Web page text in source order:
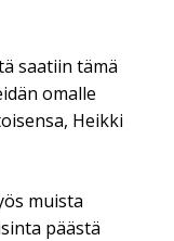
saatiin tämä
omalle
Heikki
muista
päästä